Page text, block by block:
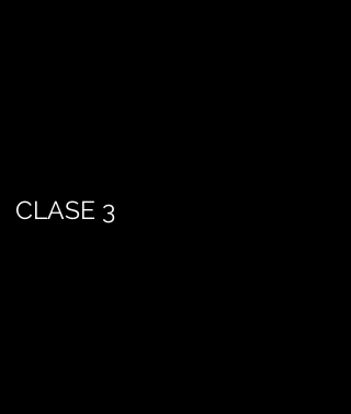
CLASE 3